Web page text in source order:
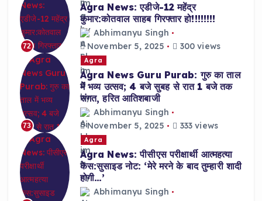
72
Agra News: एडीजे-12 महेंद्र
कुमार:कोतवाल साहब गिरफ्तार हो!!!!!!!!
Abhimanyu Singh
November 5, 2025
300 views
73
Agra
Agra News Guru Purab: गुरु का ताल
में भव्य उत्सव; 4 बजे सुबह से रात 1 बजे तक
संगत, हरित आतिशबाजी
Abhimanyu Singh
November 5, 2025
333 views
Agra
Agra News: पीसीएस परीक्षार्थी आत्महत्या
केस:सुसाइड नोट: ‘मेरे मरने के बाद तुम्हारी शादी
होगी…’
Abhimanyu Singh